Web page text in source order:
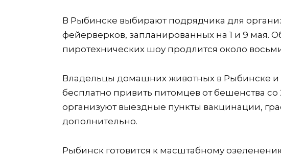
В Рыбинске выбирают подрядчика для
фейерверков, запланированных на 1 и 9 мая.
пиротехнических шоу продлится около
Владельцы домашних животных в Рыбинске
бесплатно привить питомцев от бешенства со
организуют выездные пункты вакцинации,
дополнительно.
Рыбинск готовится к масштабному